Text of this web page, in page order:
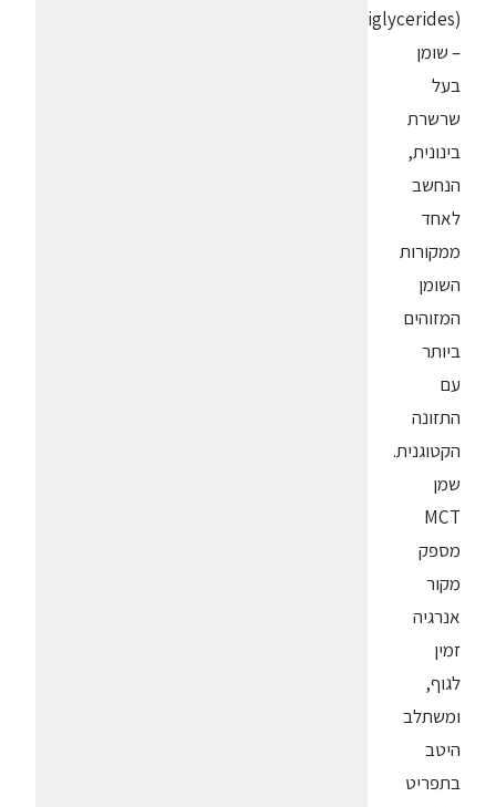
Triglycerides)
– שומן
בעל
שרשרת
בינונית,
הנחשב
לאחד
ממקורות
השומן
המזוהים
ביותר
עם
התזונה
הקטוגנית.
שמן
MCT
מספק
מקור
אנרגיה
זמין
לגוף,
ומשתלב
היטב
בתפריט